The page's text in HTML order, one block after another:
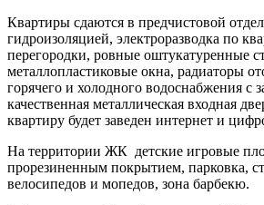
Квартиры сдаются в предчистовой
гидроизоляцией, электроразводка по
перегородки, ровные оштукатуренные
металлопластиковые окна, радиаторы
горячего и холодного водоснабжения с
качественная металлическая входная
квартиру будет заведен интернет и
На территории ЖК детские игровые
прорезиненным покрытием, парковка,
велосипедов и мопедов, зона барбекю.